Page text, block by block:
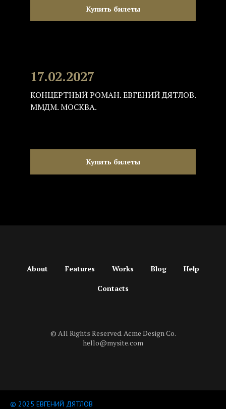
Купить билеты
17.02.2027
КОНЦЕРТНЫЙ РОМАН. ЕВГЕНИЙ ДЯТЛОВ.
ММДМ. МОСКВА.
Купить билеты
About Features Works Blog Help
Contacts
© All Rights Reserved. Acme Design Co.
hello@mysite.com
© 2025 ЕВГЕНИЙ ДЯТЛОВ